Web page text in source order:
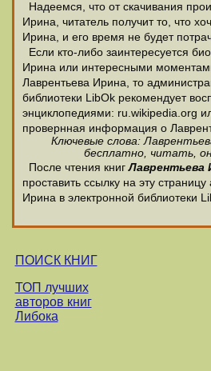
Надеемся, что от скачивания
Ирина, читатель получит то, что
Ирина, и его время не будет
Если кто-либо заинтересуется
Ирина или интересными
Лаврентьева Ирина, то
библиотеки LibOk рекомендует
энциклопедиями: ru.wikipedia.org
провернная информация о
Ключевые слова:
бесплатно, читать,
После чтения книгЛаврентьева
проставить ссылку на эту
Ирина в электронной библиотеки
ПОИСК КНИГ
ТОП лучших
авторов книг
Либока